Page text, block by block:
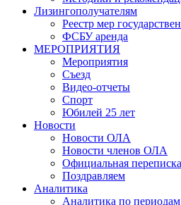
Лизингополучателям
Реестр мер
ФСБУ аренда
МЕРОПРИЯТИЯ
Мероприятия
Съезд
Видео-отчеты
Спорт
Юбилей 25 лет
Новости
Новости ОЛА
Новости членов ОЛА
Официальная переписка
Поздравляем
Аналитика
Аналитика по периодам